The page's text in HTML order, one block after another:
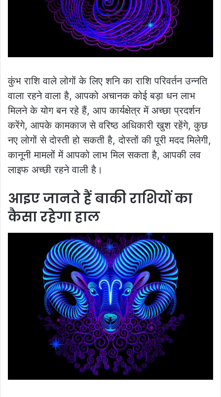
कुंभ राशि वाले लोगों के लिए शनि का राशि परिवर्तन उन्नति
वाला रहने वाला है, आपको अचानक कोई बड़ा धन लाभ
मिलने के योग बन रहे हैं, आप कार्यक्षेत्र में अच्छा प्रदर्शन
करेंगे, आपके कामकाज से वरिष्ठ अधिकारी खुश रहेंगे, कुछ
नए लोगों से दोस्ती हो सकती है, दोस्तों की पूरी मदद मिलेगी,
कानूनी मामलों में आपको लाभ मिल सकता है, आपकी लव
लाइफ अच्छी रहने वाली है।
आइए जानते हैं बाकी राशियों का
कैसा रहेगा हाल